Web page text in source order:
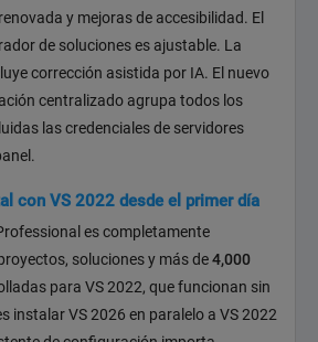
y mejoras de accesibilidad. El
de soluciones es ajustable. La
corrección asistida por IA. El nuevo
centralizado agrupa todos los
las credenciales de servidores
con VS 2022 desde el primer día
es completamente
soluciones y más de4,000
para VS 2022, que funcionan sin
instalar VS 2026 en paralelo a VS 2022